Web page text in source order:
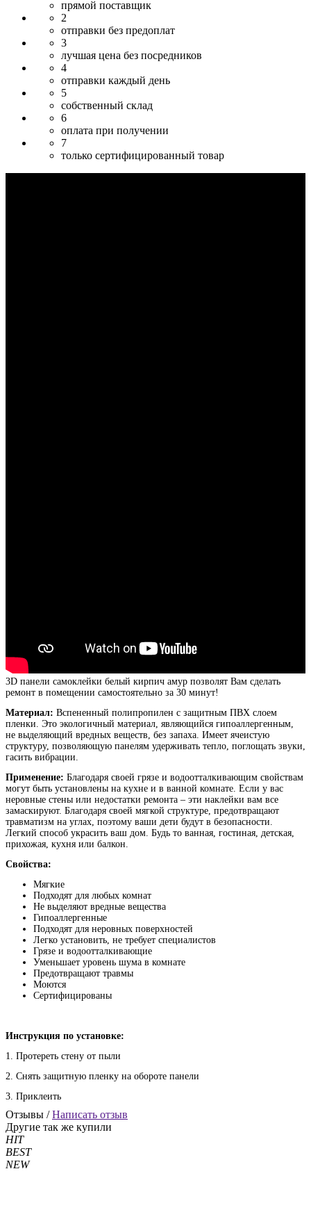
прямой поставщик
2
отправки без предоплат
3
лучшая цена без посредников
4
отправки каждый день
5
собственный склад
6
оплата при получении
7
только сертифицированный товар
3D панели самоклейки белый кирпич амур позволят Вам сделать
ремонт в помещении самостоятельно за 30 минут!
Материал: Вспененный полипропилен с защитным ПВХ слоем
пленки. Это экологичный материал, являющийся гипоаллергенным,
не выделяющий вредных веществ, без запаха. Имеет ячеистую
структуру, позволяющую панелям удерживать тепло, поглощать звуки,
гасить вибрации.
Применение: Благодаря своей грязе и водоотталкивающим свойствам
могут быть установлены на кухне и в ванной комнате. Если у вас
неровные стены или недостатки ремонта – эти наклейки вам все
замаскируют. Благодаря своей мягкой структуре, предотвращают
травматизм на углах, поэтому ваши дети будут в безопасности.
Легкий способ украсить ваш дом. Будь то ванная, гостиная, детская,
прихожая, кухня или балкон.
Свойства:
Мягкие
Подходят для любых комнат
Не выделяют вредные вещества
Гипоаллергенные
Подходят для неровных поверхностей
Легко установить, не требует специалистов
Грязе и водоотталкивающие
Уменьшает уровень шума в комнате
Предотвращают травмы
Моются
Сертифицированы
Инструкция по установке:
1. Протереть стену от пыли
2. Снять защитную пленку на обороте панели
3. Приклеить
Отзывы /Написать отзыв
Другие так же купили
HIT
BEST
NEW